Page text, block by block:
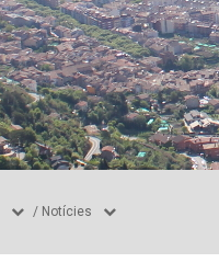
/ Notícies